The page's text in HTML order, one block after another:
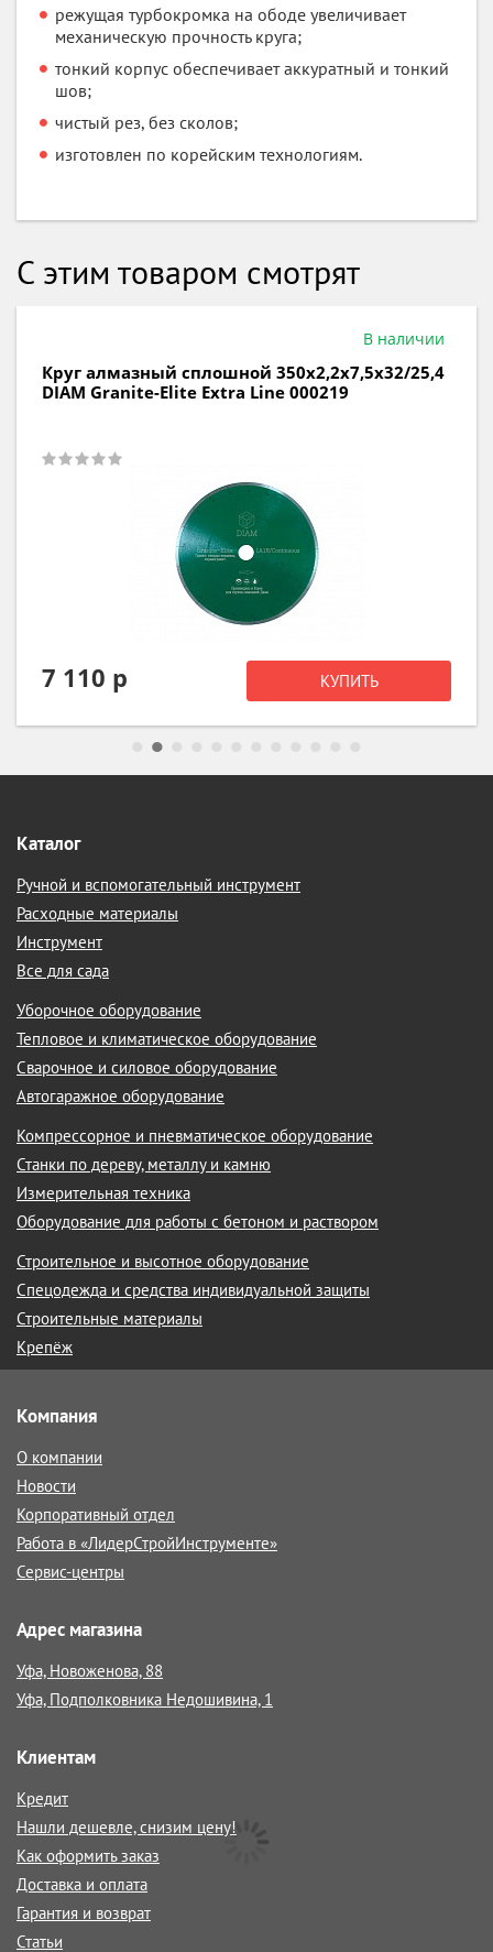
режущая турбокромка на ободе увеличивает
механическую прочность круга;
тонкий корпус обеспечивает аккуратный и тонкий
шов;
чистый рез, без сколов;
изготовлен по корейским технологиям.
С этим товаром смотрят
В наличии
Круг алмазный сегментный по бетону
230х2,6х10х22 DIAM Бетон Master Line 000582
1 392 р КУПИТЬ
Каталог
Ручной и вспомогательный инструмент
Расходные материалы
Инструмент
Все для сада
Уборочное оборудование
Тепловое и климатическое оборудование
Сварочное и силовое оборудование
Автогаражное оборудование
Компрессорное и пневматическое оборудование
Станки по дереву, металлу и камню
Измерительная техника
Оборудование для работы с бетоном и раствором
Строительное и высотное оборудование
Спецодежда и средства индивидуальной защиты
Строительные материалы
Крепёж
Компания
О компании
Новости
Корпоративный отдел
Работа в «ЛидерСтройИнструменте»
Сервис-центры
Адрес магазина
Уфа, Новоженова, 88
Уфа, Подполковника Недошивина, 1
Клиентам
Кредит
Нашли дешевле, снизим цену!
Как оформить заказ
Доставка и оплата
Гарантия и возврат
Статьи